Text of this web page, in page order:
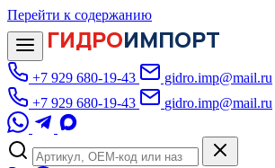
Перейти к содержанию
ГИДРОИМПОРТ
+7 929 680-19-43
gidro.imp@mail.ru
+7 929 680-19-43
gidro.imp@mail.ru